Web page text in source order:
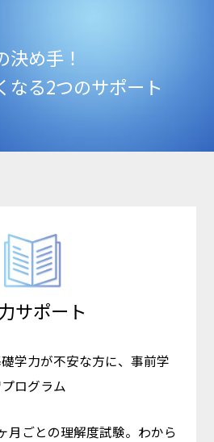
決め手！
なる2つのサポート
サポート
学力が不安な方に、事前学
ログラム
月ごとの理解度試験。わから